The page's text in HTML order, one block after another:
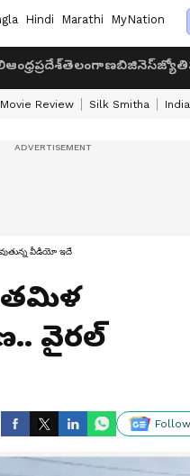
Hindi Marathi MyNation
ఆంధ్రప్రదేశ్తెలంగాణబిజినెస్
Review Silk Smitha
వీడియో ఇదే
తమిళ
వైరల్